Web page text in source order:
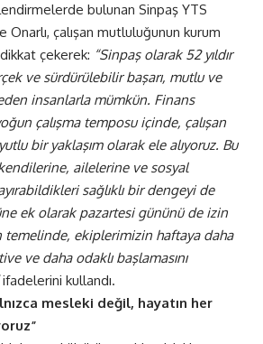
bulunan Sinpaş YTS
çalışan mutluluğunun kurum
çekerek: “Sinpaş olarak 52 yıldır
ve sürdürülebilir başarı, mutlu ve
insanlarla mümkün. Finans
çalışma temposu içinde, çalışan
bir yaklaşım olarak ele alıyoruz. Bu
ailelerine ve sosyal
sağlıklı bir dengeyi de
ek olarak pazartesi gününü de izin
ekiplerimizin haftaya daha
ve daha odaklı başlamasını
ifadelerini kullandı.
mesleki değil, hayatın her